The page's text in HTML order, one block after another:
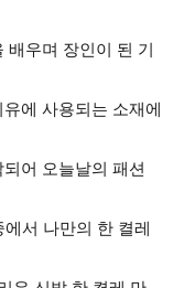
배우며 장인이 된 기
에 사용되는 소재에
어 오늘날의 패션
서 나만의 한 켤레